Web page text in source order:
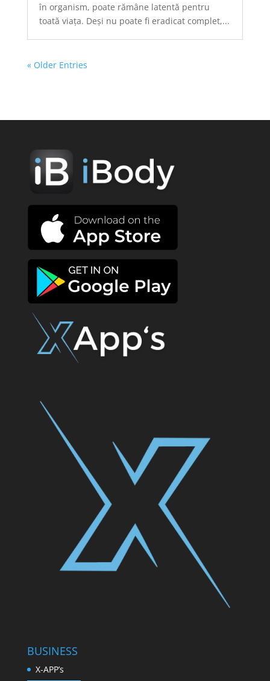
în organism, poate rămâne latentă pentru
toată viața. Deși nu poate fi eradicat complet,...
« Older Entries
BUSINESS
X-APP’s